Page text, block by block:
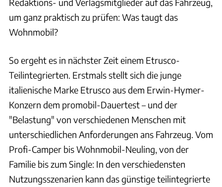
um ganz praktisch zu prüfen: Was taugt das
Wohnmobil?
So ergeht es in nächster Zeit einem Etrusco-
Teilintegrierten. Erstmals stellt sich die junge
italienische Marke Etrusco aus dem Erwin-Hymer-
Konzern dem promobil-Dauertest – und der
"Belastung" von verschiedenen Menschen mit
unterschiedlichen Anforderungen ans Fahrzeug. Vom
Profi-Camper bis Wohnmobil-Neuling, von der
Familie bis zum Single: In den verschiedensten
Nutzungsszenarien kann das günstige teilintegrierte